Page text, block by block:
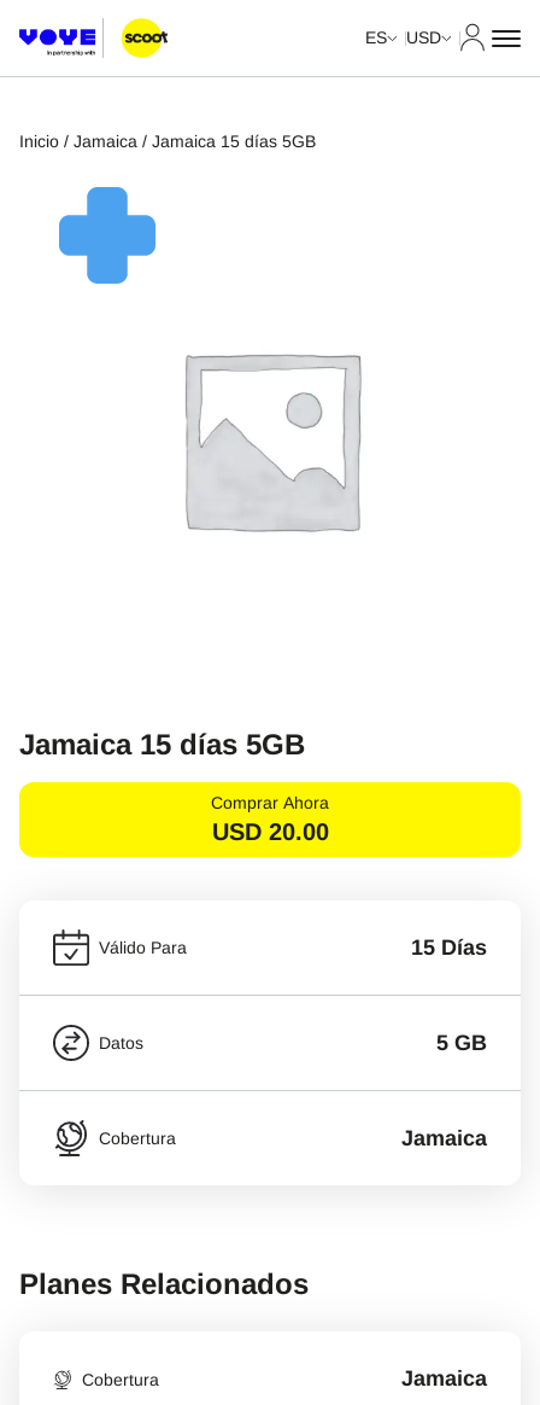
ES USD
Inicio / Jamaica / Jamaica 15 días 5GB
Jamaica 15 días 5GB
Comprar Ahora
USD 20.00
Válido Para 15 Días
Datos 5 GB
Cobertura Jamaica
Planes Relacionados
Cobertura Jamaica